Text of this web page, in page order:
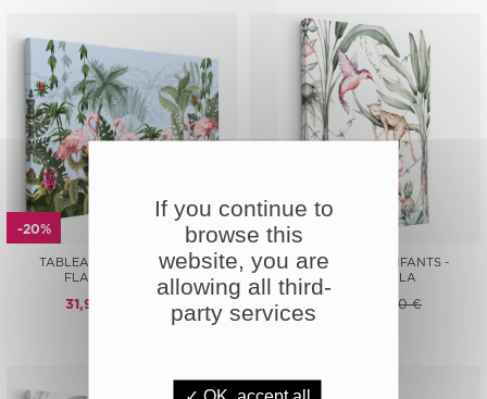
-20%
TABLEAU TOILE ENFANTS -
FLAMANTS ROSES
31,92 €
-20%
TABLEAU TOILE ENFANTS -
ANIMAUX DE LA
39,90 €
If you continue to
browse this
website, you are
allowing all third-
party services